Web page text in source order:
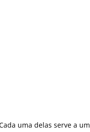
uma delas serve a um